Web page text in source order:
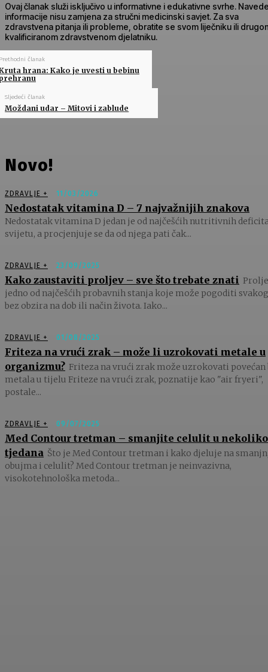
Ovaj članak služi isključivo u informativne i edukativne svrhe.
informacije nisu zamjena za stručni medicinski savjet. Za sva
zdravstvena pitanja ili probleme, obratite se svom liječniku ili
kvalificiranom zdravstvenom djelatniku.
članak
hrana: Kako je uvesti u bebinu
Sljedeći članak
Moždani udar – Mitovi i zablude
Novo!
ZDRAVLJE + 11/03/2026
Nedostatak vitamina D – 7 najvažnijih znakova
Nedostatak vitamina D jedan je od najčešćih nutritivnih
svijetu, a procjenjuje se da od njega pati čak...
ZDRAVLJE + 23/09/2025
Kako zaustaviti proljev – sve što trebate znati
jedno od najčešćih probavnih stanja koje može pogoditi
bez obzira na dob ili način života. Iako...
ZDRAVLJE + 01/08/2025
Friteza na vrući zrak – može li uzrokovati metale u
organizmu? Friteza na vrući zrak može uzrokovati
metala u tijelu Friteze na vrući zrak, poznatije kao "air fryeri",
postale...
ZDRAVLJE + 09/07/2025
Med Contour tretman – smanjite celulit u nekoliko
tjedana Što je Med Contour tretman i kako djeluje na
obujma i celulit? Med Contour tretman je neinvazivna,
visokotehnološka metoda...